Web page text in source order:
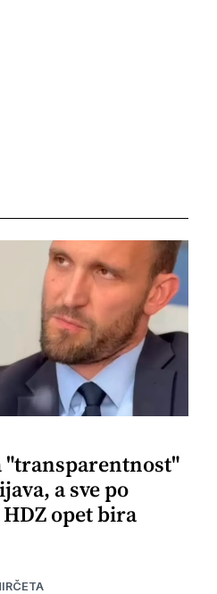
"transparentnost"
a sve po
opet bira